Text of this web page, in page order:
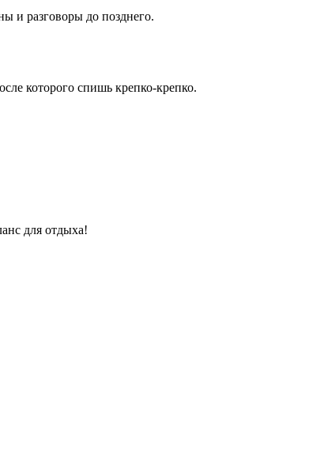
и разговоры до позднего.
которого спишь крепко-крепко.
для отдыха!